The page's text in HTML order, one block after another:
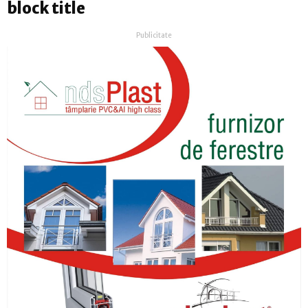
block title
Publicitate